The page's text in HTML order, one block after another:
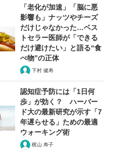
「老化が加速」「脳に悪
影響も」ナッツやチーズ
だけじゃなかった…ベス
トセラー医師が「できる
だけ避けたい」と語る“食
べ物”の正体
下村 健寿
認知症予防には「1日何
歩」が効く？ ハーバー
ド大の最新研究が示す「7
年遅らせる」ための最適
ウォーキング術
梶山 寿子